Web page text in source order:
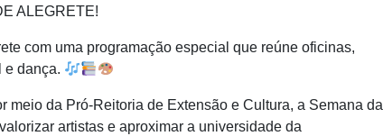
ALEGRETE!
com uma programação especial que reúne oficinas,
e dança.
da Pró-Reitoria de Extensão e Cultura, a Semana da
artistas e aproximar a universidade da